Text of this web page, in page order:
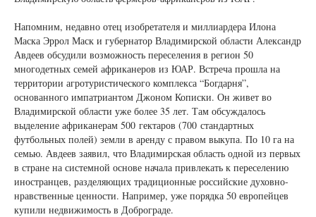
Напомним, недавно отец изобретателя и миллиардера Илона
Маска Эррол Маск и губернатор Владимирской области Александр
Авдеев обсудили возможность переселения в регион 50
многодетных семей африканеров из ЮАР. Встреча прошла на
территории агротуристического комплекса “Богдарня”,
основанного импатриантом Джоном Кописки. Он живет во
Владимирской области уже более 35 лет. Там обсуждалось
выделение африканерам 500 гектаров (700 стандартных
футбольных полей) земли в аренду с правом выкупа. По 10 га на
семью. Авдеев заявил, что Владимирская область одной из первых
в стране на системной основе начала привлекать к переселению
иностранцев, разделяющих традиционные российские духовно-
нравственные ценности. Например, уже порядка 50 европейцев
купили недвижимость в Доброграде.